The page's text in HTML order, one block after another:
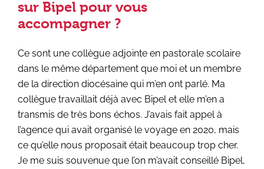
sur Bipel pour vous
accompagner ?
Ce sont une collègue adjointe en pastorale scolaire
dans le même département que moi et un membre
de la direction diocésaine qui m’en ont parlé. Ma
collègue travaillait déjà avec Bipel et elle m’en a
transmis de très bons échos. J’avais fait appel à
l’agence qui avait organisé le voyage en 2020, mais
ce qu’elle nous proposait était beaucoup trop cher.
Je me suis souvenue que l’on m’avait conseillé Bipel,